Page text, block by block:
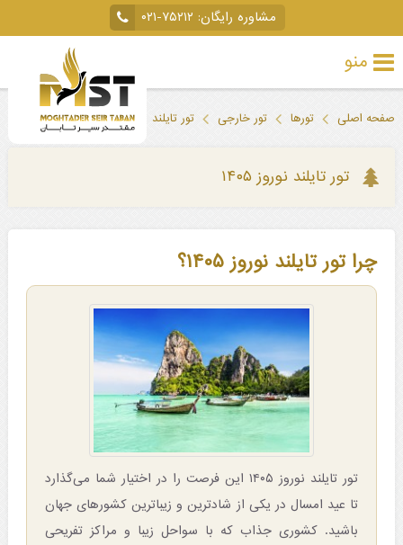
مشاوره رایگان: ۰۲۱-۷۵۲۱۲
منو
تور
لحظه
آخری
صفحه اصلی تورها تور خارجی تور تایلند تور تایلند نوروز ۱۴۰۵
تور تایلند نوروز ۱۴۰۵
چرا تور تایلند نوروز ۱۴۰۵؟
تور تایلند نوروز ۱۴۰۵ این فرصت را در اختیار شما می‌گذارد
تا عید امسال در یکی از شادترین و زیباترین کشورهای جهان
باشید. کشوری جذاب که با سواحل زیبا و مراکز تفریحی